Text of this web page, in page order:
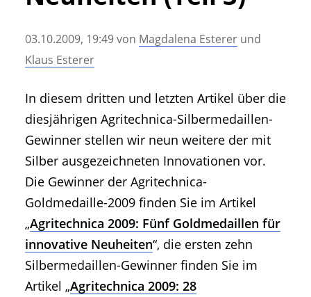
• Geschichte und Geschichten
• Messen und Veranstaltungen
• Mitteilung der Redaktion
• Artikel nach Hersteller/Marke
03.10.2009, 19:49von Magdalena Esterer und
Klaus Esterer
In diesem dritten und letzten Artikel über die
diesjährigen Agritechnica-Silbermedaillen-
Gewinner stellen wir neun weitere der mit
Silber ausgezeichneten Innovationen vor.
Die Gewinner der Agritechnica-
Goldmedaille-2009 finden Sie im Artikel
„Agritechnica 2009: Fünf Goldmedaillen für
innovative Neuheiten“, die ersten zehn
Silbermedaillen-Gewinner finden Sie im
Artikel „Agritechnica 2009: 28